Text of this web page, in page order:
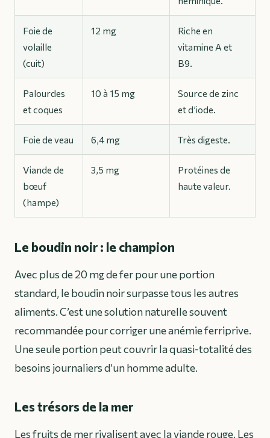
Foie de
volaille
(cuit)
12 mg
Riche en
vitamine A et
B9.
Palourdes
et coques
10 à 15 mg
Source de zinc
et d’iode.
Foie de veau 6,4 mg Très digeste.
Viande de
bœuf
(hampe)
3,5 mg
Protéines de
haute valeur.
Le boudin noir : le champion
Avec plus de 20 mg de fer pour une portion
standard, le boudin noir surpasse tous les autres
aliments. C’est une solution naturelle souvent
recommandée pour corriger une anémie ferriprive.
Une seule portion peut couvrir la quasi-totalité des
besoins journaliers d’un homme adulte.
Les trésors de la mer
Les fruits de mer rivalisent avec la viande rouge. Les